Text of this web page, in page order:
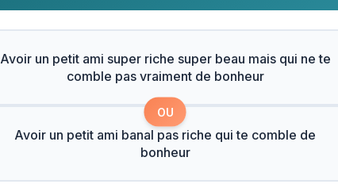
Avoir un petit ami super riche super beau mais qui ne te
comble pas vraiment de bonheur
OU
Avoir un petit ami banal pas riche qui te comble de
bonheur